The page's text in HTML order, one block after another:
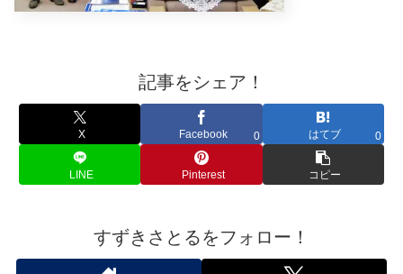
記事をシェア！
X Facebook 0 はてブ 0
LINE Pinterest コピー
すずきさとるをフォロー！